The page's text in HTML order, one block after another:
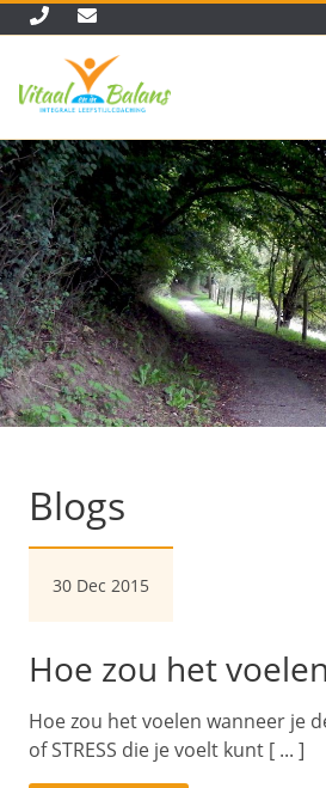
Blogs
30 Dec 2015
Hoe zou het
Hoe zou het voelen wanneer je
of STRESS die je voelt kunt [ ... ]